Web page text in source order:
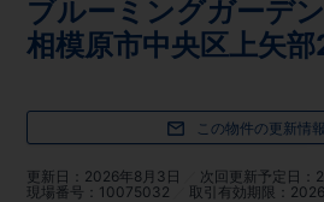
ブルーミングガーデン
相模原市中央区上矢
この物件の更新情
更新日 2026年8月3日 次回更新予定日
現場番号
10075032 取引有効期限